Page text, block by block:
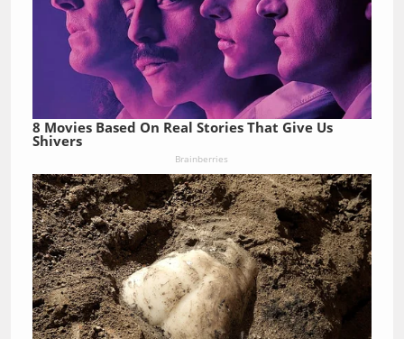
8 Movies Based On Real Stories That Give Us
Shivers
Brainberries